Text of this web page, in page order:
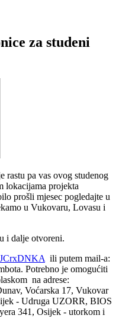
za studeni
rastu pa vas ovog studenog
lokacijama projekta
prošli mjesec pogledajte u
u Vukovaru, Lovasu i
i dalje otvoreni.
ili putem mail-a:
Potrebno je omogućiti
na adrese:
Voćarska 17, Vukovar
- Udruga UZORR, BIOS
341, Osijek - utorkom i